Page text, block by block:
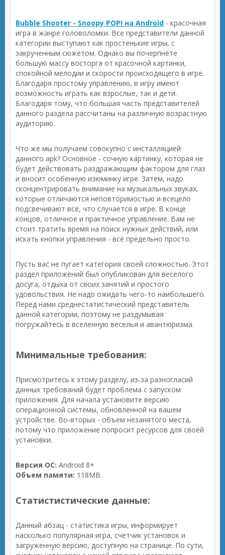
Bubble Shooter - Snoopy POP! на Android - красочная
игра в жанре головоломки. Все представители данной
категории выступают как простенькие игры, с
закрученным сюжетом. Однако вы почерпнёте
большую массу восторга от красочной картинки,
спокойной мелодии и скорости происходящего в игре.
Благодаря простому управлению, в игру имеют
возможность играть как взрослые, так и дети.
Благодаря тому, что большая часть представителей
данного раздела рассчитаны на различную возрастную
аудиторию.
Что же мы получаем совокупно с инсталляцией
данного apk? Основное - сочную картинку, которая не
будет действовать раздражающим фактором для глаз
и вносит особенную изюминку игре. Затем, надо
сконцентрировать внимание на музыкальных звуках,
которые отличаются неповторимостью и всецело
подсвечивают всё, что случается в игре. В конце
концов, отличное и практичное управление. Вам не
стоит тратить время на поиск нужных действий, или
искать кнопки управления - всё предельно просто.
Пусть вас не пугает категория своей сложностью. Этот
раздел приложений был опубликован для веселого
досуга, отдыха от своих занятий и простого
удовольствия. Не надо ожидать чего-то наибольшего.
Перед нами среднестатистический представитель
данной категории, поэтому не раздумывая
погружайтесь в вселенную веселья и авантюризма.
Минимальные требования:
Присмотритесь к этому разделу, из-за разногласий
данных требований будет проблема с запуском
приложения. Для начала установите версию
операционной системы, обновленной на вашем
устройстве. Во-вторых - объем незанятого места,
потому что приложение попросит ресурсов для своей
установки.
Версия ОС: Android 8+
Объем памяти: 118MB
Статистистические данные:
Данный абзац - статистика игры, информирует
насколько популярная игра, счетчик установок и
загруженную версию, доступную на странице. По сути,